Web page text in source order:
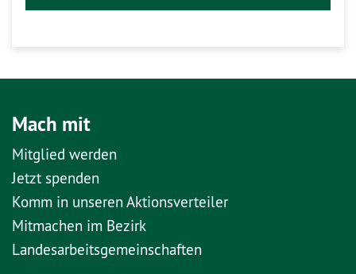
Mach mit
Mitglied werden
Jetzt spenden
Komm in unseren Aktionsverteiler
Mitmachen im Bezirk
Landesarbeitsgemeinschaften